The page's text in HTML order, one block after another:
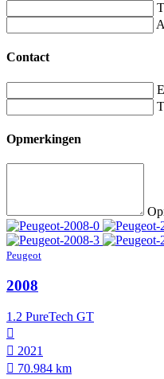
Contact
Opmerkingen
Peugeot
2008
1.2 PureTech GT
2021
70.984 km